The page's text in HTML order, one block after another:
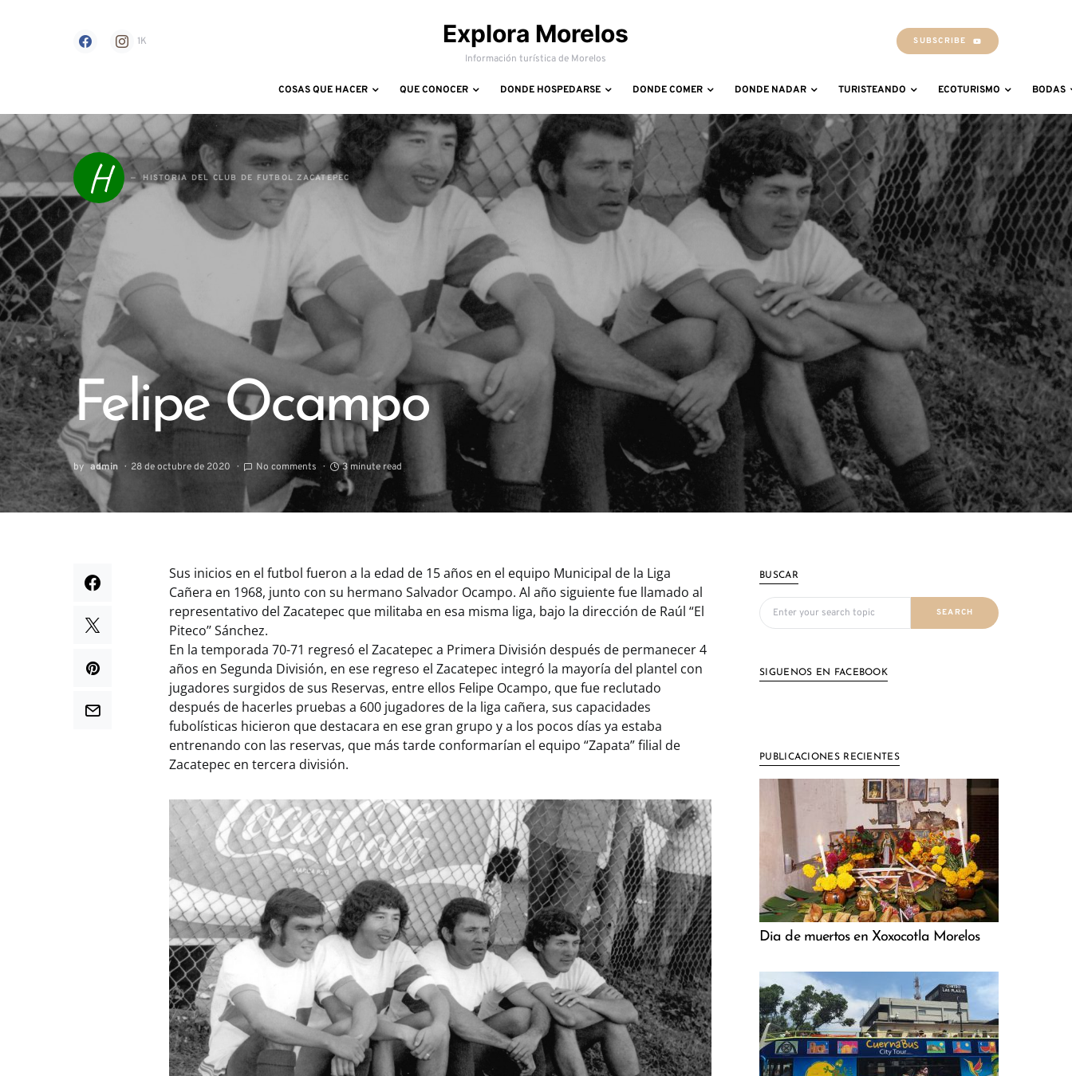
1K Explora Morelos
Información turística de Morelos
SUBSCRIBE
COSAS QUE HACER QUE CONOCER DONDE HOSPEDARSE DONDE COMER DONDE NADAR TURISTEANDO ECOTURISMO BODAS
H HISTORIA DEL CLUB DE FUTBOL ZACATEPEC
Felipe Ocampo
by admin 28 de octubre de 2020 No comments 3 minute read
Sus inicios en el futbol fueron a la edad de 15 años en el equipo Municipal de la Liga
Cañera en 1968, junto con su hermano Salvador Ocampo. Al año siguiente fue llamado al
representativo del Zacatepec que militaba en esa misma liga, bajo la dirección de Raúl “El
Piteco’’ Sánchez.
En la temporada 70-71 regresó el Zacatepec a Primera División después de permanecer 4
años en Segunda División, en ese regreso el Zacatepec integró la mayoría del plantel con
jugadores surgidos de sus Reservas, entre ellos Felipe Ocampo, que fue reclutado
después de hacerles pruebas a 600 jugadores de la liga cañera, sus capacidades
fubolísticas hicieron que destacara en ese gran grupo y a los pocos días ya estaba
entrenando con las reservas, que más tarde conformarían el equipo “Zapata” filial de
Zacatepec en tercera división.
BUSCAR
Search for:
SEARCH
SIGUENOS EN FACEBOOK
PUBLICACIONES RECIENTES
Dia de muertos en Xoxocotla Morelos